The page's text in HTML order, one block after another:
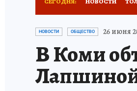
НОВОСТИ ОБЩЕСТВО 26 июня
В Коми